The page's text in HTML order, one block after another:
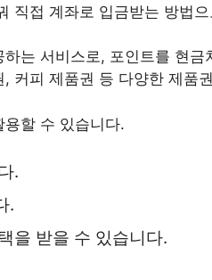
직접 계좌로 입금받는 방법
는 서비스로, 포인트를 현금
커피 제품권 등 다양한 제품
할 수 있습니다.
.
.
을 받을 수 있습니다.